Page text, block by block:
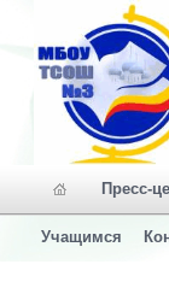
Пресс-
Учащимся